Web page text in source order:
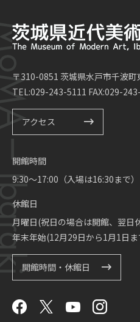
〒310-0851 茨城県水戸市千波町
TEL:029-243-5111 FAX:029-
アクセス
開館時間
9:30～17:00（入場は16:30まで）
休館日
月曜日(祝日の場合は開館、翌日
年末年始(12月29日から1月1日ま
開館時間・休館日